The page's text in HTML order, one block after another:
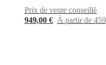
Prix de vente conseillé
949,00 € À partir de